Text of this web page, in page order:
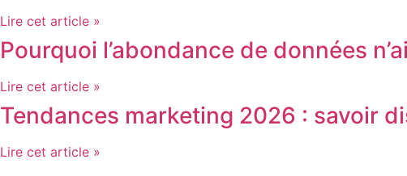
Lire cet article »
Pourquoi l’abondance de données
Lire cet article »
Tendances marketing 2026 : savoir
Lire cet article »